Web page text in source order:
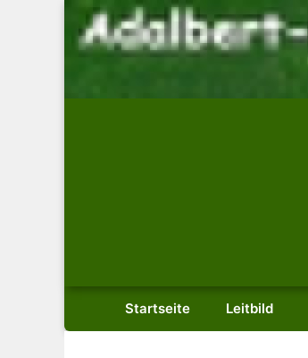
Startseite Leitbild